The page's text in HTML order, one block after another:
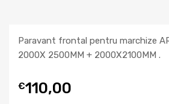
Paravant frontal pentru marchize
2000X 2500MM + 2000X2100MM .
€110,00